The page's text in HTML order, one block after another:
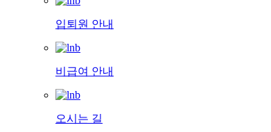
입퇴원 안내
비급여 안내
오시는 길